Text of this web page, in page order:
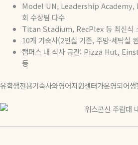
Model UN, Leadership
회 수상팀 다수
Titan Stadium, RecPlex 등 최신식
10개 기숙사(2인실 기준, 주방·세탁실
캠퍼스 내 식사 공간: Pizza Hut,
등
유학생전용기숙사와영어지원센터가운영되어